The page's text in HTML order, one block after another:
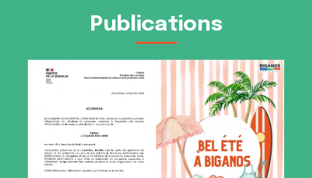
Publications